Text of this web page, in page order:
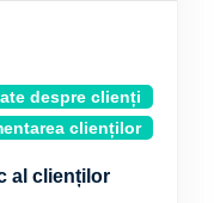
despre clienți
clienților
al clienților